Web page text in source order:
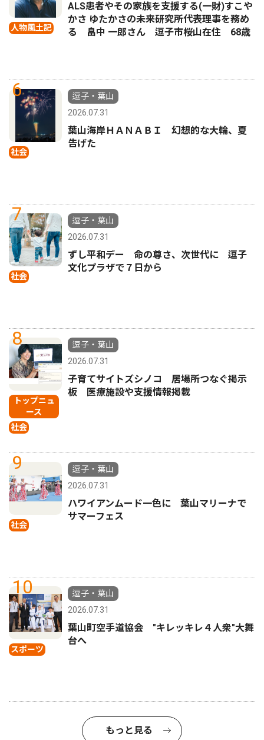
人物風土記
ALS患者やその家族を支援する(一財)すこや
かさ ゆたかさの未来研究所代表理事を務め
る 畠中 一郎さん 逗子市桜山在住 68歳
6
社会
逗子・葉山
2026.07.31
葉山海岸ＨＡＮＡＢＩ 幻想的な大輪、夏
告げた
7
社会
逗子・葉山
2026.07.31
ずし平和デー 命の尊さ、次世代に 逗子
文化プラザで７日から
8
トップニュ
ース
社会
逗子・葉山
2026.07.31
子育てサイトズシノコ 居場所つなぐ掲示
板 医療施設や支援情報掲載
9
社会
逗子・葉山
2026.07.31
ハワイアンムード一色に 葉山マリーナで
サマーフェス
10
スポーツ
逗子・葉山
2026.07.31
葉山町空手道協会 "キレッキレ４人衆"大舞
台へ
もっと見る